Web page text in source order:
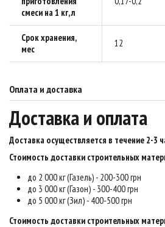
смеси на 1 кг, л
Срок хранения,
мес
12
Оплата и доставка
Доставка и оплата
Доставка осуществляется в течение 2-3
Стоимость доставки строительных
до 2 000 кг (Газель) - 200-300 грн
до 3 000 кг (Газон) - 300-400 грн
до 5 000 кг (Зил) - 400-500 грн
Стоимость доставки строительных